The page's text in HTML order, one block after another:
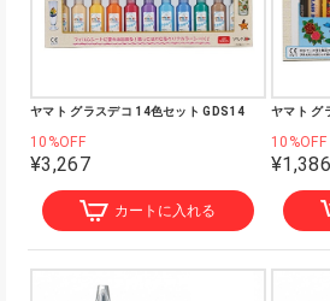
ヤマト グラスデコ 14色セット GDS14
10%OFF
¥3,267
カートに入れる
ヤマト グ
10%OFF
¥1,386